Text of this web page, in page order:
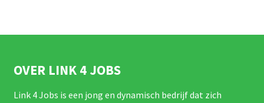
OVER LINK 4 JOBS
Link 4 Jobs is een jong en dynamisch bedrijf dat zich